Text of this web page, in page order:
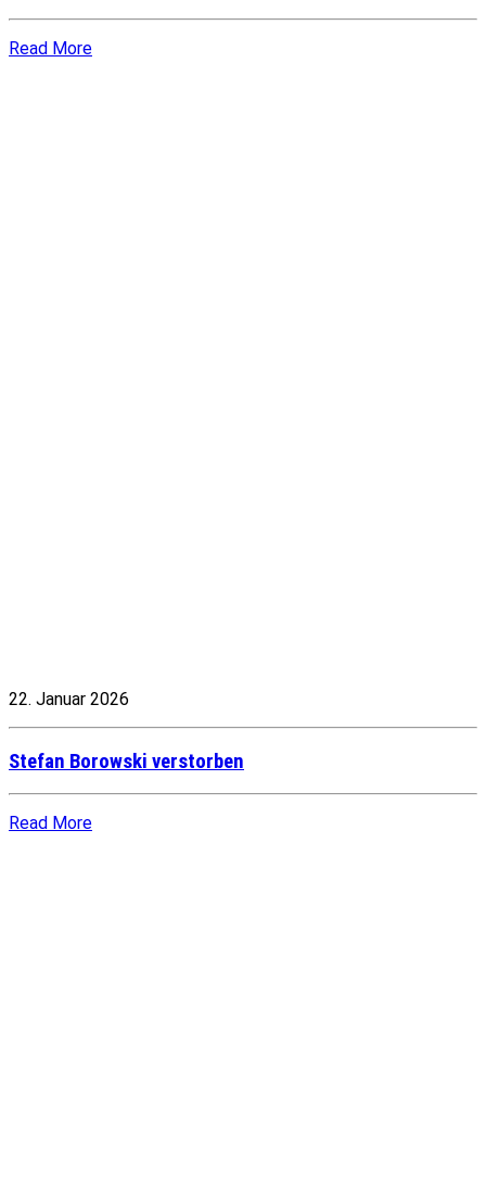
Read More
22. Januar 2026
Stefan Borowski verstorben
Read More